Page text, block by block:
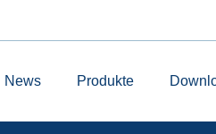
News Produkte